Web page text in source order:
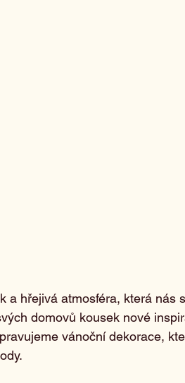
a hřejivá atmosféra, která nás
domovů kousek nové
vánoční dekorace,